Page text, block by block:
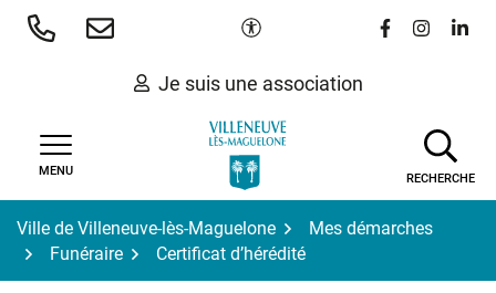
Aller
Paramètres d'accessibilité
Lien vers le
Lien vers
Lien
Je suis une association
MENU
RECHERCHE
Ville de Villeneuve-lès-Maguelone
Mes démarches
Funéraire
Certificat d’hérédité